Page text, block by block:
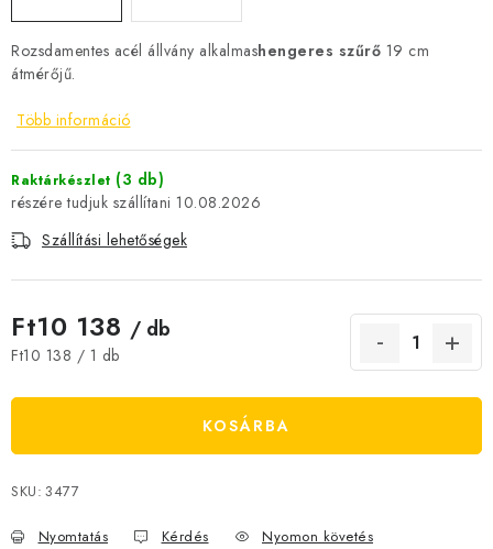
HÍREK
CSOKOLÁDÉ
ÉTREND-KIEGÉSZÍTŐK
Kőboltos üzlet A történetünk
Visszaküldés, csere és reklamációkezelés
Nagykereskedelem
Rozsdamentes acél állvány alkalmashengeres szűrő 19 cm
átmérőjű.
Több információ
Raktárkészlet (3 db)
10.08.2026
Szállítási lehetőségek
Ft10 138 / db
Egységár:
Ft10 138 / 1 db
KOSÁRBA
SKU: 3477
Nyomtatás Kérdés
Nyomon követés